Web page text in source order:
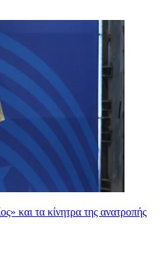
και τα κίνητρα της ανατροπής